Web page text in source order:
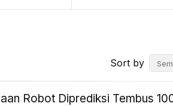
Sort by
Robot Diprediksi Tembus